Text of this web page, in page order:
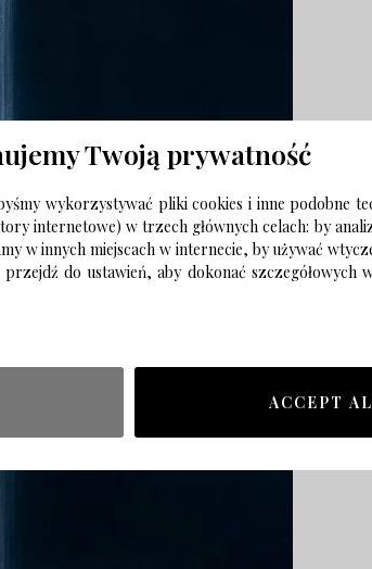
Twoją prywatność
wykorzystywać pliki cookies i inne podobne
internetowe) w trzech głównych celach: by
w innych miejscach w internecie, by używać
do ustawień, aby dokonać szczegółowych
ACCEPT